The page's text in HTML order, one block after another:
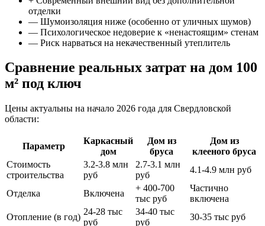
отделки
— Шумоизоляция ниже (особенно от уличных шумов)
— Психологическое недоверие к «ненастоящим» стенам
— Риск нарваться на некачественный утеплитель
Сравнение реальных затрат на дом 100
м² под ключ
Цены актуальны на начало 2026 года для Свердловской
области:
Параметр
Каркасный
дом
Дом из
бруса
Дом из
клееного бруса
Стоимость
строительства
3.2-3.8 млн
руб
2.7-3.1 млн
руб
4.1-4.9 млн руб
Отделка Включена
+ 400-700
тыс руб
Частично
включена
Отопление (в год)
24-28 тыс
руб
34-40 тыс
руб
30-35 тыс руб